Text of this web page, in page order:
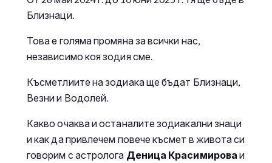
Близнаци.
Това е голяма промяна за всички нас,
независимо коя зодия сме.
Късметлиите на зодиака ще бъдат Близнаци,
Везни и Водолей.
Какво очаква и останалите зодиакални знаци
и как да привлечем повече късмет в живота си
говорим с астролога Деница Красимирова и